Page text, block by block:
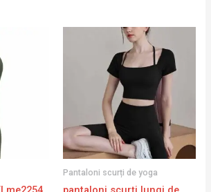
Pantaloni scurți de yoga